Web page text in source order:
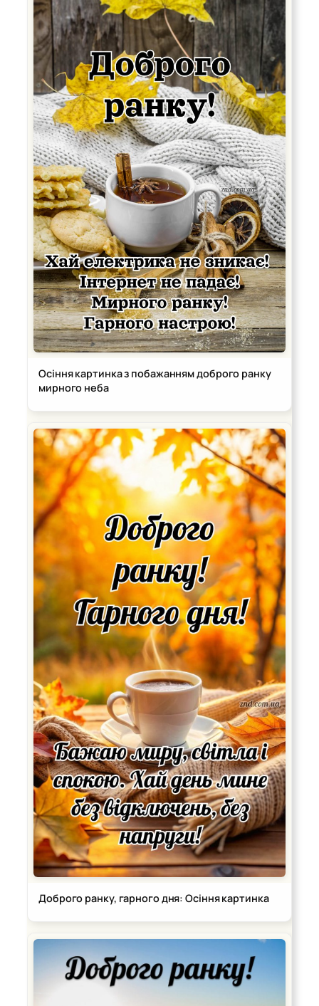
Осіння картинка з побажанням доброго ранку
мирного неба
Доброго ранку, гарного дня: Осіння картинка